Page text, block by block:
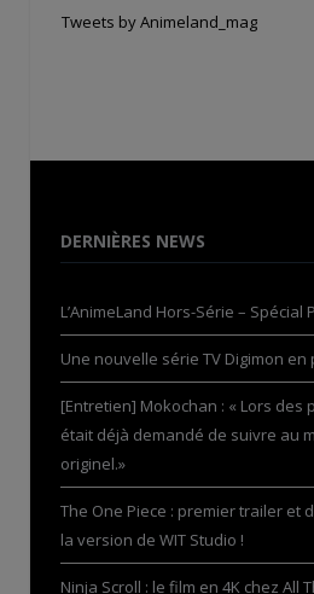
Tweets by Animeland_mag
DERNIÈRES NEWS
L’AnimeLand Hors-Série –
Une nouvelle série TV Digimon
[Entretien] Mokochan : « Lors des
était déjà demandé de suivre au
originel.»
The One Piece : premier trailer et
la version de WIT Studio !
Ninja Scroll : le film en 4K chez All